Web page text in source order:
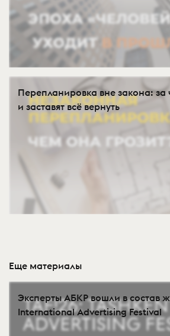
Перепланировка вне закона:
и заставят всё вернуть
Еще материалы
Эксперты АБКР вошли в состав
International Advertising Festival